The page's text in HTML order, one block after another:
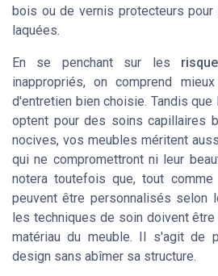
bois ou de vernis protecteurs
laquées.
En se penchant sur les
inappropriés, on comprend
d'entretien bien choisie. Tandis
optent pour des soins capillaires
nocives, vos meubles méritent
qui ne compromettront ni leur
notera toutefois que, tout comme
peuvent être personnalisés selon
les techniques de soin doivent
matériau du meuble. Il s'agit de
design sans abîmer sa structure.